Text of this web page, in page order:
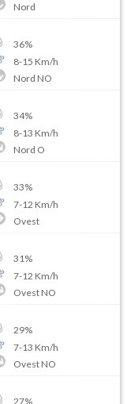
Nord
36%
8-15 Km/h
Nord NO
34%
8-13 Km/h
Nord O
33%
7-12 Km/h
Ovest
31%
7-12 Km/h
Ovest NO
29%
7-13 Km/h
Ovest NO
27%